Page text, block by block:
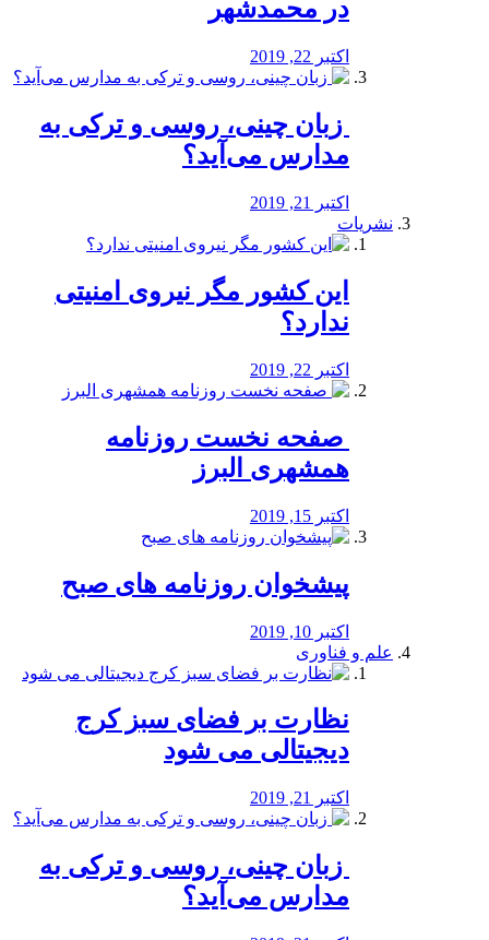
در محمدشهر
اکتبر 22, 2019
️ زبان چینی، روسی و ترکی به
مدارس می‌آید؟
اکتبر 21, 2019
نشریات
این کشور مگر نیروی امنیتی
ندارد؟
اکتبر 22, 2019
️ صفحه نخست روزنامه‌
همشهری البرز
اکتبر 15, 2019
پیشخوان روزنامه های صبح
اکتبر 10, 2019
علم و فناوری
نظارت بر فضای سبز کرج
دیجیتالی می شود
اکتبر 21, 2019
️ زبان چینی، روسی و ترکی به
مدارس می‌آید؟